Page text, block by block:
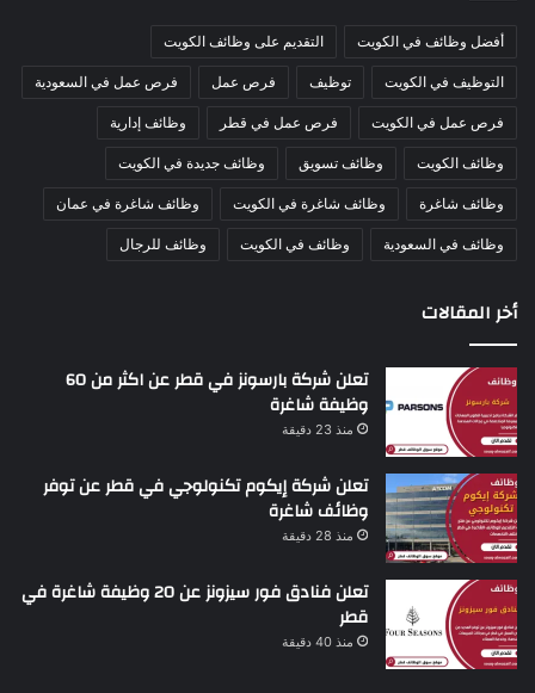
أفضل وظائف في الكويت التقديم على وظائف الكويت
التوظيف في الكويت توظيف فرص عمل فرص عمل في السعودية
فرص عمل في الكويت فرص عمل في قطر وظائف إدارية
وظائف الكويت وظائف تسويق وظائف جديدة في الكويت
وظائف شاغرة وظائف شاغرة في الكويت وظائف شاغرة في عمان
وظائف في السعودية وظائف في الكويت وظائف للرجال
أخر المقالات
تعلن شركة بارسونز في قطر عن اكثر من 60
وظيفة شاغرة
منذ 23 دقيقة
تعلن شركة إيكوم تكنولوجي في قطر عن توفر
وظائف شاغرة
منذ 28 دقيقة
تعلن فنادق فور سيزونز عن 20 وظيفة شاغرة في
قطر
منذ 40 دقيقة